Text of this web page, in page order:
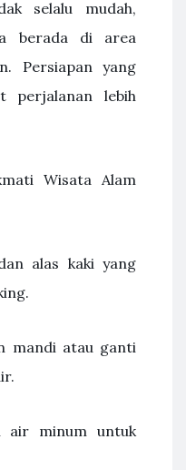
selalu mudah,
berada di area
Persiapan yang
perjalanan lebih
Wisata Alam
alas kaki yang
mandi atau ganti
air minum untuk